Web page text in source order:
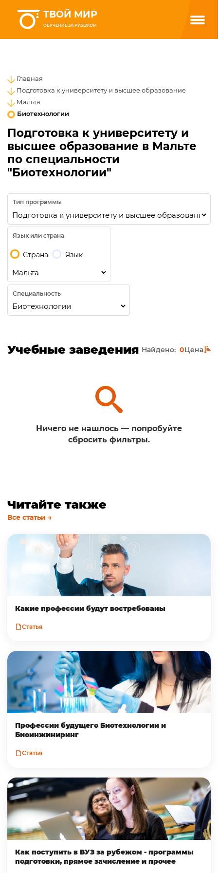
ТВОЙ МИР
ОБУЧЕНИЕ ЗА РУБЕЖОМ
Главная
Подготовка к университету и высшее образование
Мальта
Биотехнологии
Подготовка к университету и
высшее образование в Мальте
по специальности
"Биотехнологии"
Тип программы
Язык или страна
Страна Язык
Специальность
Учебные заведения Найдено: 0Цена
Ничего не нашлось — попробуйте
сбросить фильтры.
Читайте также
Все статьи →
Какие профессии будут востребованы
Статья
Профессии будущего Биотехнологии и
Биоинжиниринг
Статья
Как поступить в ВУЗ за рубежом - программы
подготовки, прямое зачисление и прочее